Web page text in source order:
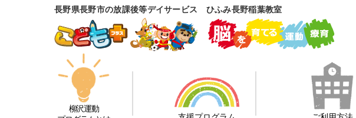
長野県長野市の放課後等デイサービス ひふみ長野稲葉教室
柳沢運動